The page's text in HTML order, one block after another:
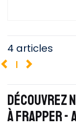
4 articles
1
DÉCOUVREZ
À FRAPPER -